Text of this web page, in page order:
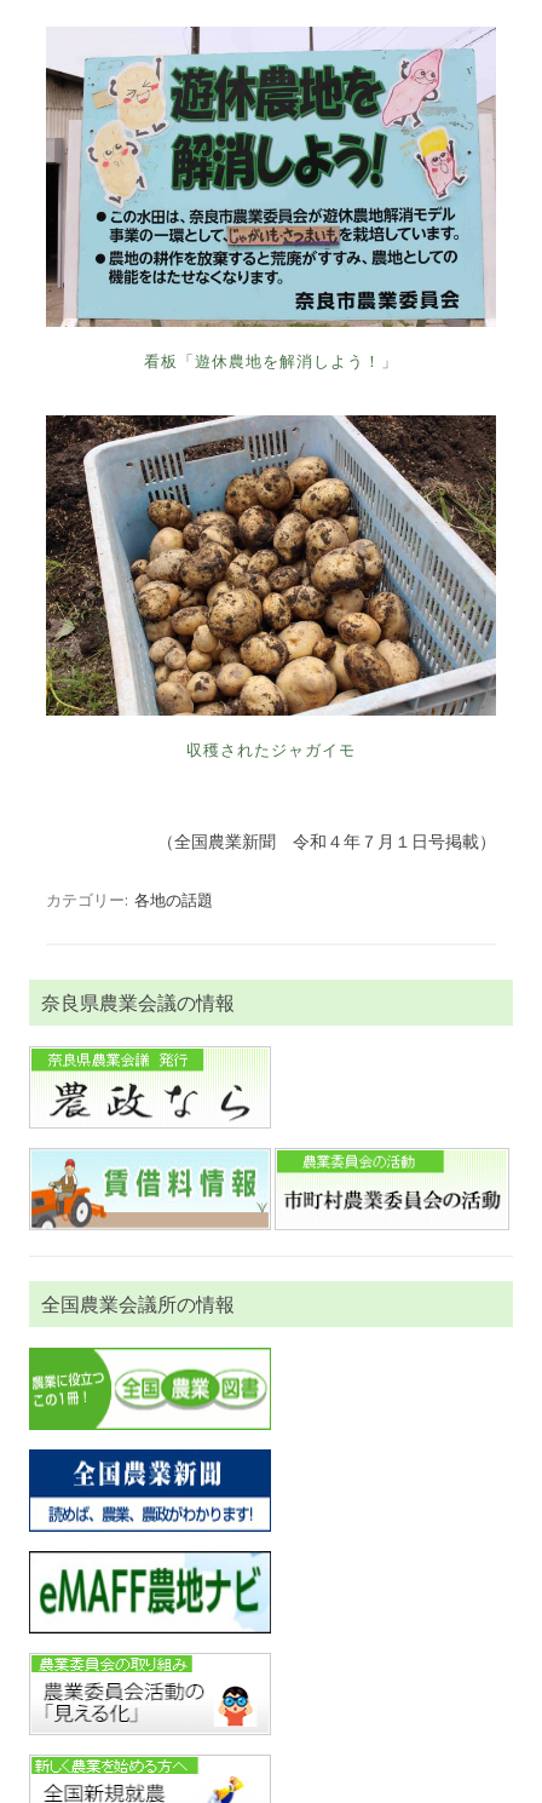
看板「遊休農地を解消しよう！」
収穫されたジャガイモ
（全国農業新聞 令和４年７月１日号掲載）
カテゴリー: 各地の話題
奈良県農業会議の情報
全国農業会議所の情報